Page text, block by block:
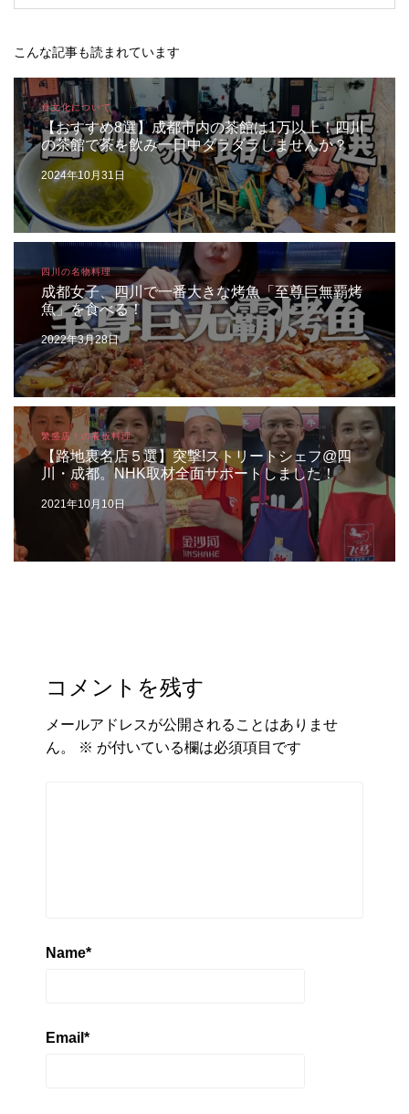
こんな記事も読まれています
食文化について
【おすすめ8選】成都市内の茶館は1万以上！四川
の茶館で茶を飲み一日中ダラダラしませんか？
2024年10月31日
四川の名物料理
成都女子、四川で一番大きな烤魚「至尊巨無覇烤
魚」を食べる！
2022年3月28日
繁盛店！の看板料理
【路地裏名店５選】突撃!ストリートシェフ@四
川・成都。NHK取材全面サポートしました！
2021年10月10日
コメントを残す
メールアドレスが公開されることはありませ
ん。
※ が付いている欄は必須項目です
Name*
Email *